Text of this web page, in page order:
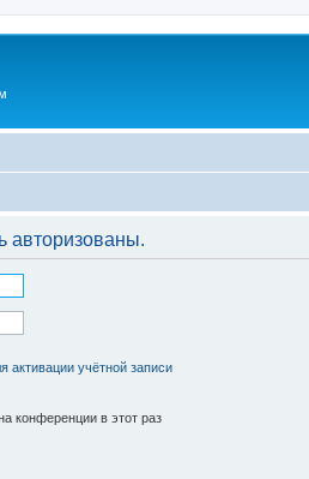
авторизованы.
активации учётной записи
конференции в этот раз